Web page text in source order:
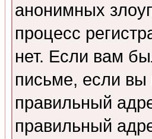
анонимных
процесс
нет. Если вам
письме, если вы
правильный
правильный